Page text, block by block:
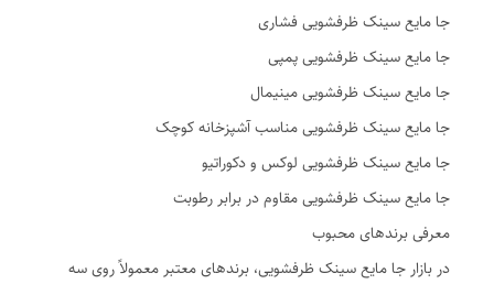
جا مایع سینک ظرفشویی فشاری
جا مایع سینک ظرفشویی پمپی
جا مایع سینک ظرفشویی مینیمال
جا مایع سینک ظرفشویی مناسب آشپزخانه کوچک
جا مایع سینک ظرفشویی لوکس و دکوراتیو
جا مایع سینک ظرفشویی مقاوم در برابر رطوبت
معرفی برندهای محبوب
در بازار جا مایع سینک ظرفشویی، برندهای معتبر معمولاً روی سه